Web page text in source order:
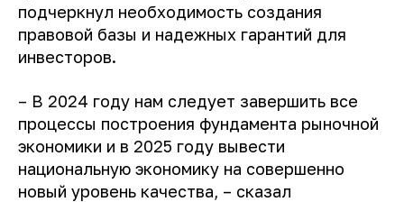
подчеркнул необходимость создания
правовой базы и надежных гарантий для
инвесторов.
– В 2024 году нам следует завершить все
процессы построения фундамента рыночной
экономики и в 2025 году вывести
национальную экономику на совершенно
новый уровень качества, – сказал